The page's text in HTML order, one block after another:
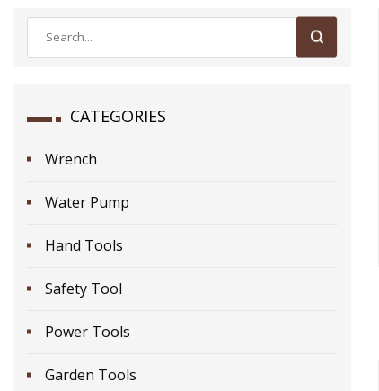
CATEGORIES
Wrench
Water Pump
Hand Tools
Safety Tool
Power Tools
Garden Tools